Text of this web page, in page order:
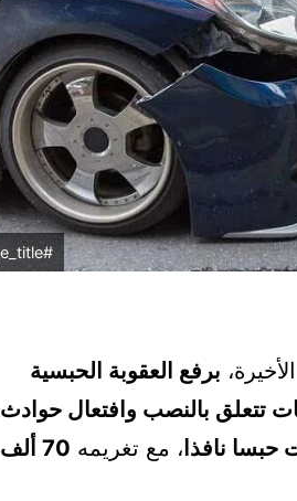
#image_title
برفع العقوبة الحبسية
تتعلق بالنصب وافتعال حوادث
نافذا ، مع تغريمه
70 ألف